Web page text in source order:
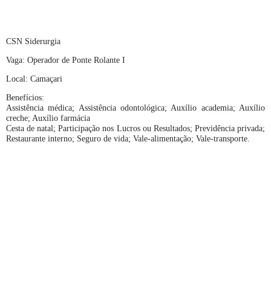
CSN Siderurgia
Vaga: Operador de Ponte Rolante I
Local: Camaçari
Benefícios:
Assistência médica; Assistência odontológica; Auxílio academia; Auxílio
creche; Auxílio farmácia
Cesta de natal; Participação nos Lucros ou Resultados; Previdência privada;
Restaurante interno; Seguro de vida; Vale-alimentação; Vale-transporte.